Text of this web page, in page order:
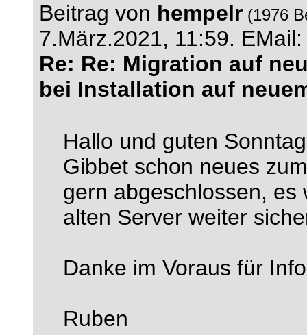
Beitrag von hempelr (1976
7.März.2021, 11:59.
Re: Re: Migration auf
bei Installation auf
Hallo und guten
Gibbet schon neues
gern abgeschlossen, es
alten Server weiter
Danke im Voraus für
Ruben